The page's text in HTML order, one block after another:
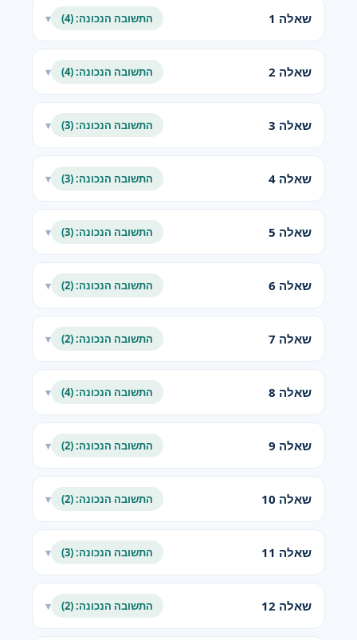
שאלה 1 התשובה הנכונה: (4) ▾
שאלה 2 התשובה הנכונה: (4) ▾
שאלה 3 התשובה הנכונה: (3) ▾
שאלה 4 התשובה הנכונה: (3) ▾
שאלה 5 התשובה הנכונה: (3) ▾
שאלה 6 התשובה הנכונה: (2) ▾
שאלה 7 התשובה הנכונה: (2) ▾
שאלה 8 התשובה הנכונה: (4) ▾
שאלה 9 התשובה הנכונה: (2) ▾
שאלה 10 התשובה הנכונה: (2) ▾
שאלה 11 התשובה הנכונה: (3) ▾
שאלה 12 התשובה הנכונה: (2) ▾